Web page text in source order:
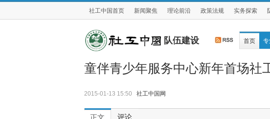
社工中国首页 新闻聚焦 理论前沿 政策法规 实务探索
队伍建设 首页 专
童伴青少年服务中心新年首场社
2015-01-13 15:50 社工中国网
评论